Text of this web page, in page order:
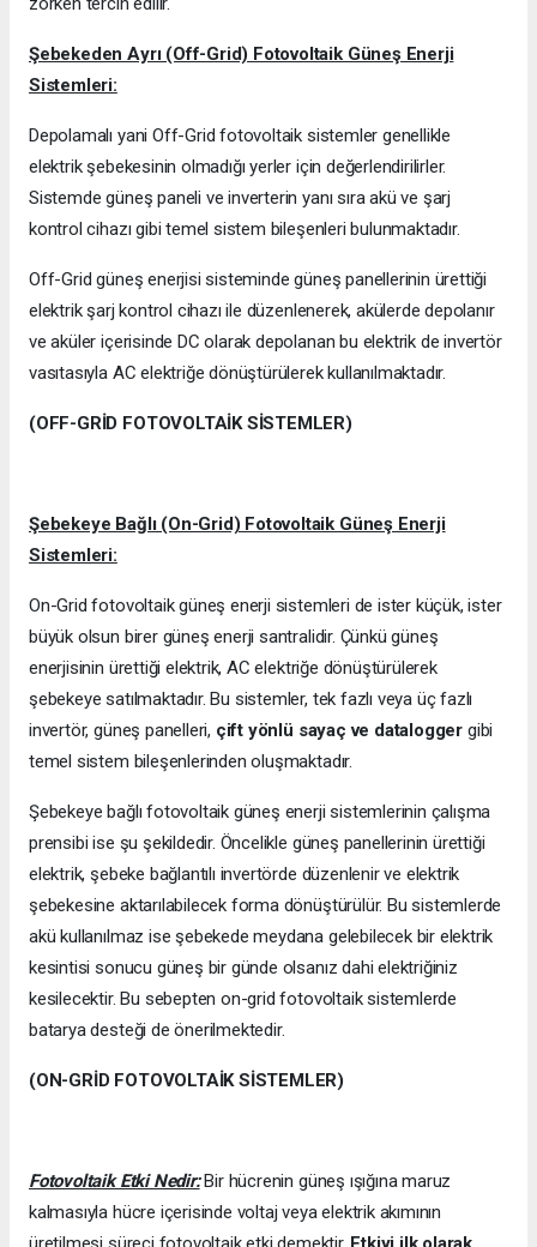
Şebekeden Ayrı (Off-Grid) Fotovoltaik Güneş Enerji
Sistemleri:
Depolamalı yani Off-Grid fotovoltaik sistemler genellikle
elektrik şebekesinin olmadığı yerler için değerlendirilirler.
Sistemde güneş paneli ve inverterin yanı sıra akü ve şarj
kontrol cihazı gibi temel sistem bileşenleri bulunmaktadır.
Off-Grid güneş enerjisi sisteminde güneş panellerinin ürettiği
elektrik şarj kontrol cihazı ile düzenlenerek, akülerde depolanır
ve aküler içerisinde DC olarak depolanan bu elektrik de invertör
vasıtasıyla AC elektriğe dönüştürülerek kullanılmaktadır.
(OFF-GRİD FOTOVOLTAİK SİSTEMLER)
Şebekeye Bağlı (On-Grid) Fotovoltaik Güneş Enerji
Sistemleri:
On-Grid fotovoltaik güneş enerji sistemleri de ister küçük, ister
büyük olsun birer güneş enerji santralidir. Çünkü güneş
enerjisinin ürettiği elektrik, AC elektriğe dönüştürülerek
şebekeye satılmaktadır. Bu sistemler, tek fazlı veya üç fazlı
invertör, güneş panelleri, çift yönlü sayaç ve datalogger gibi
temel sistem bileşenlerinden oluşmaktadır.
Şebekeye bağlı fotovoltaik güneş enerji sistemlerinin çalışma
prensibi ise şu şekildedir. Öncelikle güneş panellerinin ürettiği
elektrik, şebeke bağlantılı invertörde düzenlenir ve elektrik
şebekesine aktarılabilecek forma dönüştürülür. Bu sistemlerde
akü kullanılmaz ise şebekede meydana gelebilecek bir elektrik
kesintisi sonucu güneş bir günde olsanız dahi elektriğiniz
kesilecektir. Bu sebepten on-grid fotovoltaik sistemlerde
batarya desteği de önerilmektedir.
(ON-GRİD FOTOVOLTAİK SİSTEMLER)
Fotovoltaik Etki Nedir:Bir hücrenin güneş ışığına maruz
kalmasıyla hücre içerisinde voltaj veya elektrik akımının